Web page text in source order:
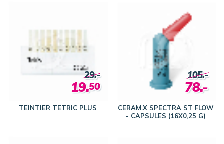
TEINTIER TETRIC PLUS
29.-
19.50
CERAM.X SPECTRA ST FLOW
- CAPSULES (16X0,25 G)
105.-
78.-